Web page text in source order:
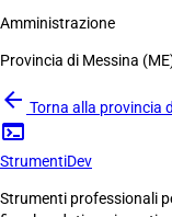
Amministrazione
Provincia di Messina
arrow_back Torna alla provincia
terminal
StrumentiDev
Strumenti professionali